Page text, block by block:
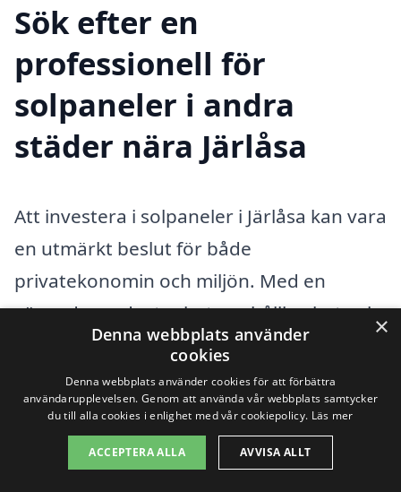
Sök efter en
professionell för
solpaneler i andra
städer nära Järlåsa
Att investera i solpaneler i Järlåsa kan vara
en utmärkt beslut för både
privatekonomin och miljön. Med en
växande medvetenhet om hållbarhet och
energikostnader, är det viktigt att hitta
rätt professionella som kan hjälpa dig
med installation och rådgivning. Oavsett
om du är intresserad av att minimera dina
elräkningar eller bidra till en grönare
×
Denna webbplats använder
cookies
Denna webbplats använder cookies för att förbättra
användarupplevelsen. Genom att använda vår webbplats samtycker
du till alla cookies i enlighet med vår cookiepolicy. Läs mer
ACCEPTERA ALLA AVVISA ALLT